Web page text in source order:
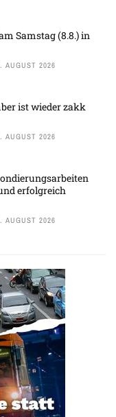
Samstag (8.8.) in
AUGUST 2026
ist wieder zakk
AUGUST 2026
erfolgreich
AUGUST 2026